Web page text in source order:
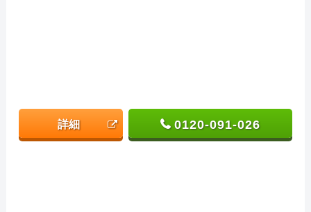
詳細 0120-091-026